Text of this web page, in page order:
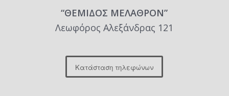
“ΘΕΜΙΔΟΣ ΜΕΛΑΘΡΟΝ”
Λεωφόρος Αλεξάνδρας 121
Κατάσταση τηλεφώνων